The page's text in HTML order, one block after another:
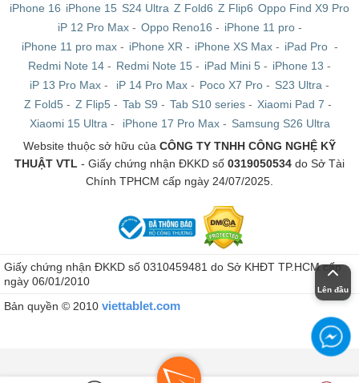
iPhone 16 iPhone 15 S24 Ultra Z Fold6 Z Flip6 Oppo Find X9 Pro
iP 12 Pro Max- Oppo Reno16 - iPhone 11 pro-
iPhone 11 pro max- iPhone XR - iPhone XS Max- iPad Pro -
Redmi Note 14 - Redmi Note 15 - iPad Mini 5 - iPhone 13 -
iP 13 Pro Max - iP 14 Pro Max - Poco X7 Pro - S23 Ultra -
Z Fold5 - Z Flip5 - Tab S9 - Tab S10 series - Xiaomi Pad 7 -
Xiaomi 15 Ultra - iPhone 17 Pro Max- Samsung S26 Ultra
Website thuộc sở hữu của CÔNG TY TNHH CÔNG NGHỆ KỸ
THUẬT VTL - Giấy chứng nhận ĐKKD số 0319050534 do Sở Tài
Chính TPHCM cấp ngày 24/07/2025.
Giấy chứng nhận ĐKKD số 0310459481 do Sở KHĐT TP.HCM cấp
ngày 06/01/2010
Bản quyền © 2010 viettablet.com
Lên đầu